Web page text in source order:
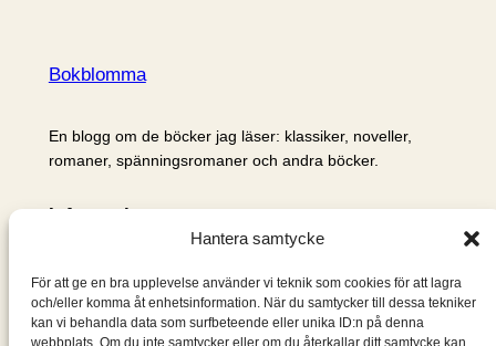
Hantera samtycke
För att ge en bra upplevelse använder vi teknik som cookies för att lagra
och/eller komma åt enhetsinformation. När du samtycker till dessa tekniker
kan vi behandla data som surfbeteende eller unika ID:n på denna
webbplats. Om du inte samtycker eller om du återkallar ditt samtycke kan
Bokblomma
En blogg om de böcker jag läser: klassiker, noveller,
romaner, spänningsromaner och andra böcker.
Information
Om mig & om bloggen
S
ö